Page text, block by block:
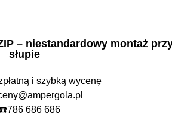
– niestandardowy montaż
słupie
i szybką wycenę
786 686 686